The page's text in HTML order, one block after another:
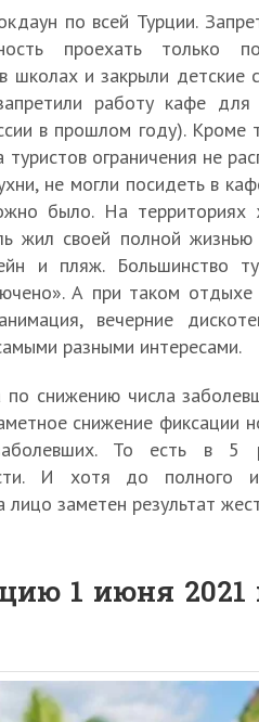
по всей Турции.
проехать только
школах и закрыли детские
работу кафе для
в прошлом году). Кроме
ограничения не
не могли посидеть в
было. На территориях
жил своей полной
и пляж. Большинство
А при таком
вечерние
разными интересами.
по снижению числа
снижение фиксации
То есть в 5
И хотя до полного
заметен результат
1 июня 2021